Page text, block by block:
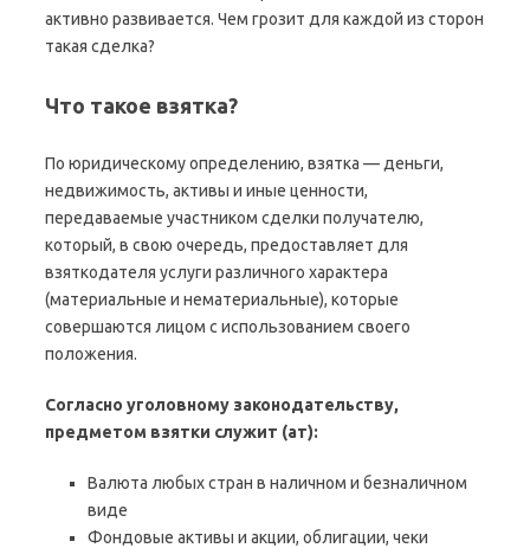
активно развивается. Чем грозит для каждой из сторон
такая сделка?
Что такое взятка?
По юридическому определению, взятка — деньги,
недвижимость, активы и иные ценности,
передаваемые участником сделки получателю,
который, в свою очередь, предоставляет для
взяткодателя услуги различного характера
(материальные и нематериальные), которые
совершаются лицом с использованием своего
положения.
Согласно уголовному законодательству,
предметом взятки служит (ат):
Валюта любых стран в наличном и безналичном
виде
Фондовые активы и акции, облигации, чеки